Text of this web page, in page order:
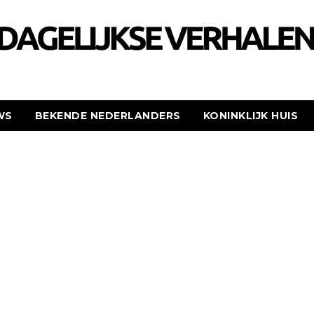
BEKENDE NEDERLANDERS KONINKLIJK HUIS